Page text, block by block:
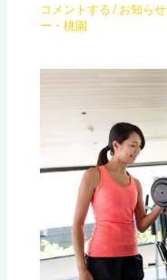
コメントする /お知らせ
ー・桃園